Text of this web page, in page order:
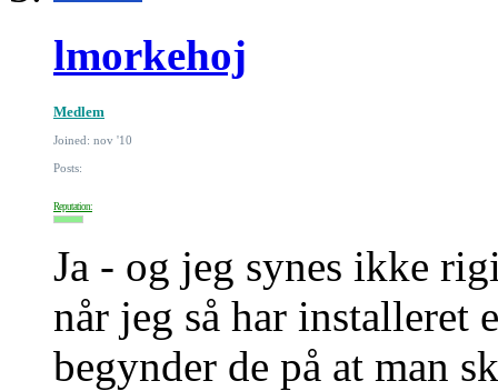
lmorkehoj
Medlem
Joined: nov '10
Posts:
Reputation:
Ja - og jeg synes ikke
når jeg så har installeret
begynder de på at man